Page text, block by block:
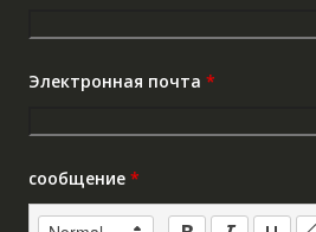
Электронная почта *
сообщение *